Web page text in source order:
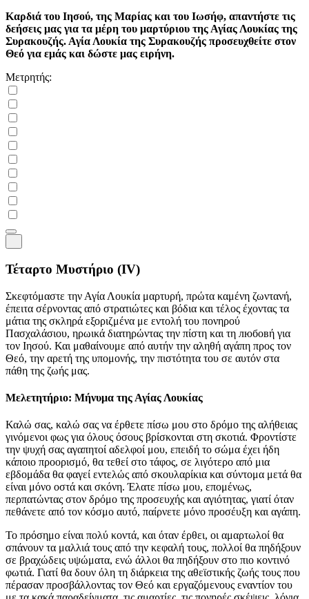
Καρδιά του Ιησού, της Μαρίας και του Ιωσήφ, απαντήστε τις
δεήσεις μας για τα μέρη του μαρτύριου της Αγίας Λουκίας της
Συρακουζής. Αγία Λουκία της Συρακουζής προσευχθείτε στον
Θεό για εμάς και δώστε μας ειρήνη.
Μετρητής:
Τέταρτο Μυστήριο (IV)
Σκεφτόμαστε την Αγία Λουκία μαρτυρή, πρώτα καμένη ζωντανή,
έπειτα σέρνοντας από στρατιώτες και βόδια και τέλος έχοντας τα
μάτια της σκληρά εξοριζμένα με εντολή του πονηρού
Πασχαλάσιου, ηρωικά διατηρώντας την πίστη και τη любовή για
τον Ιησού. Και μαθαίνουμε από αυτήν την αληθή αγάπη προς τον
Θεό, την αρετή της υπομονής, την πιστότητα του σε αυτόν στα
πάθη της ζωής μας.
Μελετητήριο: Μήνυμα της Αγίας Λουκίας
Καλώ σας, καλώ σας να έρθετε πίσω μου στο δρόμο της αλήθειας
γινόμενοι φως για όλους όσους βρίσκονται στη σκοτιά. Φροντίστε
την ψυχή σας αγαπητοί αδελφοί μου, επειδή το σώμα έχει ήδη
κάποιο προορισμό, θα τεθεί στο τάφος, σε λιγότερο από μια
εβδομάδα θα φαγεί εντελώς από σκουλαρίκια και σύντομα μετά θα
είναι μόνο οστά και σκόνη. Έλατε πίσω μου, επομένως,
περπατώντας στον δρόμο της προσευχής και αγιότητας, γιατί όταν
πεθάνετε από τον κόσμο αυτό, παίρνετε μόνο προσέυξη και αγάπη.
Το πρόσημο είναι πολύ κοντά, και όταν έρθει, οι αμαρτωλοί θα
σπάνουν τα μαλλιά τους από την κεφαλή τους, πολλοί θα πηδήξουν
σε βραχώδεις υψώματα, ενώ άλλοι θα πηδήξουν στο πιο κοντινό
φωτιά. Γιατί θα δουν όλη τη διάρκεια της αθεϊστικής ζωής τους που
πέρασαν προσβάλλοντας τον Θεό και εργαζόμενους εναντίον του